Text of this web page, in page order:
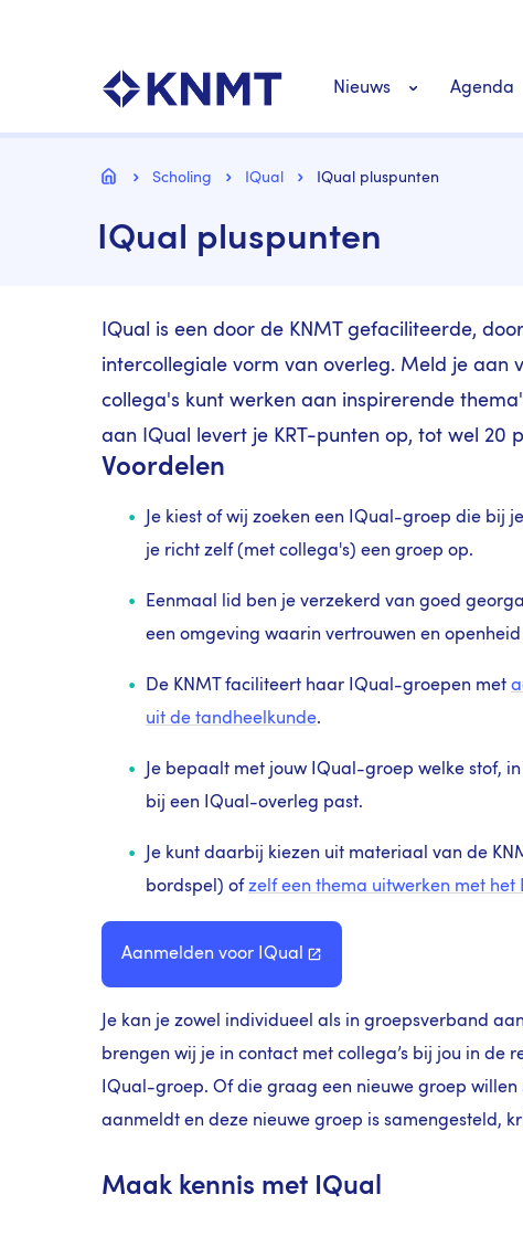
Nieuws
Richtlijnen nieuws
Agenda
Kruimelpad
HomeScholing IQual IQual pluspunten
IQual pluspunten
IQual is een door de KNMT gefaciliteerde,
intercollegiale vorm van overleg. Meld je aan
collega's kunt werken aan inspirerende
aan IQual levert je KRT-punten op, tot wel 20
Voordelen
Je kiest of wij zoeken een IQual-groep die bij
je richt zelf (met collega's) een groep op.
Eenmaal lid ben je verzekerd van goed
een omgeving waarin vertrouwen en
De KNMT faciliteert haar IQual-groepen met
uit de tandheelkunde.
Je bepaalt met jouw IQual-groep welke stof,
bij een IQual-overleg past.
Je kunt daarbij kiezen uit materiaal van de
bordspel) of zelf een thema uitwerken met
Aanmelden voor IQual
Je kan je zowel individueel als in groepsverband
brengen wij je in contact met collega’s bij jou in de
IQual-groep. Of die graag een nieuwe groep willen
aanmeldt en deze nieuwe groep is samengesteld,
Maak kennis met IQual